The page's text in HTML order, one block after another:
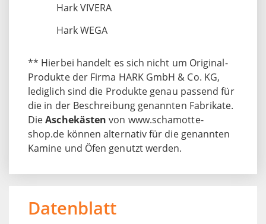
Hark VIVERA
Hark WEGA
** Hierbei handelt es sich nicht um Original-
Produkte der Firma HARK GmbH & Co. KG,
lediglich sind die Produkte genau passend für
die in der Beschreibung genannten Fabrikate.
DieAschekästen von www.schamotte-
shop.de können alternativ für die genannten
Kamine und Öfen genutzt werden.
Datenblatt